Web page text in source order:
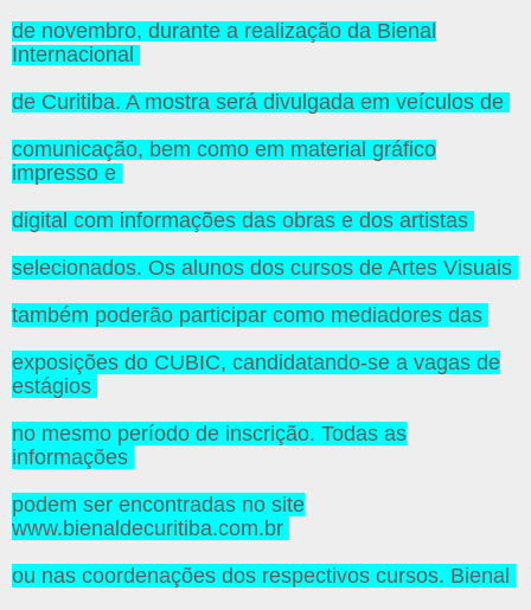
de novembro, durante a realização da Bienal
Internacional
de Curitiba. A mostra será divulgada em veículos de
comunicação, bem como em material gráfico
impresso e
digital com informações das obras e dos artistas
selecionados. Os alunos dos cursos de Artes Visuais
também poderão participar como mediadores das
exposições do CUBIC, candidatando-se a vagas de
estágios
no mesmo período de inscrição. Todas as
informações
podem ser encontradas no site
www.bienaldecuritiba.com.br
ou nas coordenações dos respectivos cursos. Bienal